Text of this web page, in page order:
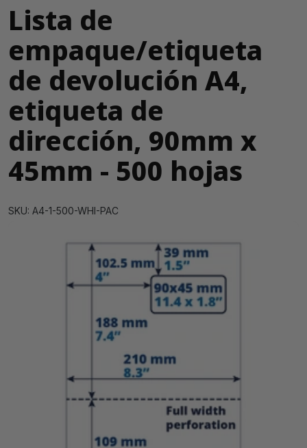
Lista de
empaque/etiqueta
de devolución A4,
etiqueta de
dirección, 90mm x
45mm - 500 hojas
SKU: A4-1-500-WHI-PAC